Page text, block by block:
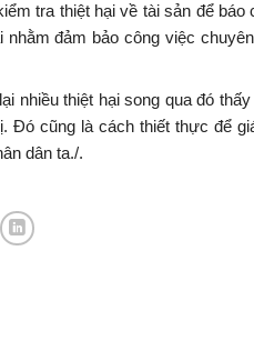
tra thiệt hại về tài sản để
nhằm đảm bảo công việc
nhiều thiệt hại song qua đó
Đó cũng là cách thiết thực để
dân ta./.